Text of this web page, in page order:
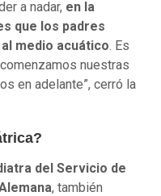
a nadar, en la
que los padres
medio acuático . Es
nuestras
en adelante”, cerró la
del Servicio de
, también